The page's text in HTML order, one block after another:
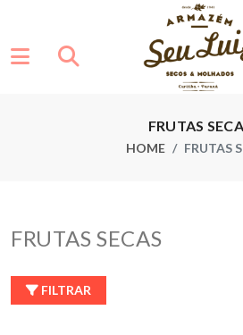
FRUTAS
HOME FRUTAS
FRUTAS SECAS
FILTRAR